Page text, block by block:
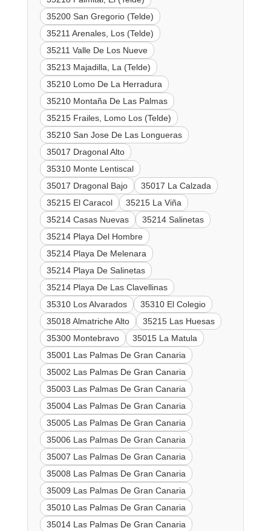
35200 San Gregorio (Telde)
35211 Arenales, Los (Telde)
35211 Valle De Los Nueve
35213 Majadilla, La (Telde)
35210 Lomo De La Herradura
35210 Montaña De Las Palmas
35215 Frailes, Lomo Los (Telde)
35210 San Jose De Las Longueras
35017 Dragonal Alto
35310 Monte Lentiscal
35017 Dragonal Bajo
35017 La Calzada
35215 El Caracol
35215 La Viña
35214 Casas Nuevas
35214 Salinetas
35214 Playa Del Hombre
35214 Playa De Melenara
35214 Playa De Salinetas
35214 Playa De Las Clavellinas
35310 Los Alvarados
35310 El Colegio
35018 Almatriche Alto
35215 Las Huesas
35300 Montebravo
35015 La Matula
35001 Las Palmas De Gran Canaria
35002 Las Palmas De Gran Canaria
35003 Las Palmas De Gran Canaria
35004 Las Palmas De Gran Canaria
35005 Las Palmas De Gran Canaria
35006 Las Palmas De Gran Canaria
35007 Las Palmas De Gran Canaria
35008 Las Palmas De Gran Canaria
35009 Las Palmas De Gran Canaria
35010 Las Palmas De Gran Canaria
35014 Las Palmas De Gran Canaria